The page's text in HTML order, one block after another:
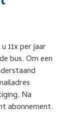
11x per jaar
bus. Om een
Na
abonnement.